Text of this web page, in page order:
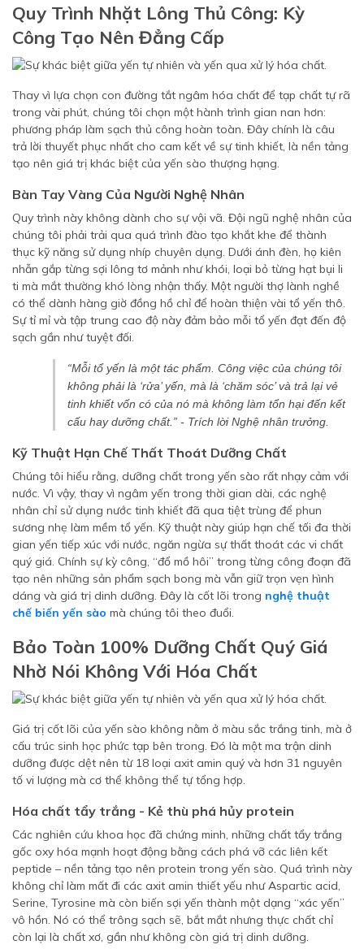
Quy Trình Nhặt Lông Thủ Công: Kỳ
Công Tạo Nên Đẳng Cấp
Thay vì lựa chọn con đường tắt ngâm hóa chất để tạp chất tự rã
trong vài phút, chúng tôi chọn một hành trình gian nan hơn:
phương pháp làm sạch thủ công hoàn toàn. Đây chính là câu
trả lời thuyết phục nhất cho cam kết về sự tinh khiết, là nền tảng
tạo nên giá trị khác biệt của yến sào thượng hạng.
Bàn Tay Vàng Của Người Nghệ Nhân
Quy trình này không dành cho sự vội vã. Đội ngũ nghệ nhân của
chúng tôi phải trải qua quá trình đào tạo khắt khe để thành
thục kỹ năng sử dụng nhíp chuyên dụng. Dưới ánh đèn, họ kiên
nhẫn gắp từng sợi lông tơ mảnh như khói, loại bỏ từng hạt bụi li
ti mà mắt thường khó lòng nhận thấy. Một người thợ lành nghề
có thể dành hàng giờ đồng hồ chỉ để hoàn thiện vài tổ yến thô.
Sự tỉ mỉ và tập trung cao độ này đảm bảo mỗi tổ yến đạt đến độ
sạch gần như tuyệt đối.
“Mỗi tổ yến là một tác phẩm. Công việc của chúng tôi
không phải là ‘rửa’ yến, mà là ‘chăm sóc’ và trả lại vẻ
tinh khiết vốn có của nó mà không làm tổn hại đến kết
cấu hay dưỡng chất.” - Trích lời Nghệ nhân trưởng.
Kỹ Thuật Hạn Chế Thất Thoát Dưỡng Chất
Chúng tôi hiểu rằng, dưỡng chất trong yến sào rất nhạy cảm với
nước. Vì vậy, thay vì ngâm yến trong thời gian dài, các nghệ
nhân chỉ sử dụng nước tinh khiết đã qua tiệt trùng để phun
sương nhẹ làm mềm tổ yến. Kỹ thuật này giúp hạn chế tối đa thời
gian yến tiếp xúc với nước, ngăn ngừa sự thất thoát các vi chất
quý giá. Chính sự kỳ công, “đổ mồ hôi” trong từng công đoạn đã
tạo nên những sản phẩm sạch bong mà vẫn giữ trọn vẹn hình
dáng và giá trị dinh dưỡng. Đây là cốt lõi trong nghệ thuật
chế biến yến sào mà chúng tôi theo đuổi.
Bảo Toàn 100% Dưỡng Chất Quý Giá
Nhờ Nói Không Với Hóa Chất
Giá trị cốt lõi của yến sào không nằm ở màu sắc trắng tinh, mà ở
cấu trúc sinh học phức tạp bên trong. Đó là một ma trận dinh
dưỡng được dệt nên từ 18 loại axit amin quý và hơn 31 nguyên
tố vi lượng mà cơ thể không thể tự tổng hợp.
Hóa chất tẩy trắng - Kẻ thù phá hủy protein
Các nghiên cứu khoa học đã chứng minh, những chất tẩy trắng
gốc oxy hóa mạnh hoạt động bằng cách phá vỡ các liên kết
peptide – nền tảng tạo nên protein trong yến sào. Quá trình này
không chỉ làm mất đi các axit amin thiết yếu như Aspartic acid,
Serine, Tyrosine mà còn biến sợi yến thành một dạng “xác yến”
vô hồn. Nó có thể trông sạch sẽ, bắt mắt nhưng thực chất chỉ
còn lại là chất xơ, gần như không còn giá trị dinh dưỡng.